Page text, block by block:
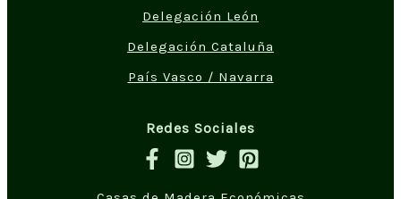
Delegación León
Delegación Cataluña
País Vasco / Navarra
Redes Sociales